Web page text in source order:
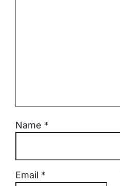
Name *
Email *